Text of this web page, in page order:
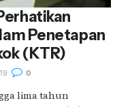
Penetapan
(KTR)
0
lima tahun